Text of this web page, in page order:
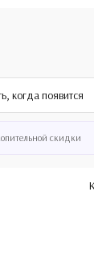
когда появится
скидки